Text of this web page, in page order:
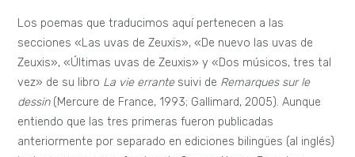
Los poemas que traducimos aquí pertenecen a las
secciones «Las uvas de Zeuxis», «De nuevo las uvas de
Zeuxis», «Últimas uvas de Zeuxis» y «Dos músicos, tres tal
vez» de su libro La vie errantesuivi de Remarques sur le
dessin(Mercure de France, 1993; Gallimard, 2005).Aunque
entiendo que las tres primeras fueron publicadas
anteriormente por separado en ediciones bilingües (al inglés)